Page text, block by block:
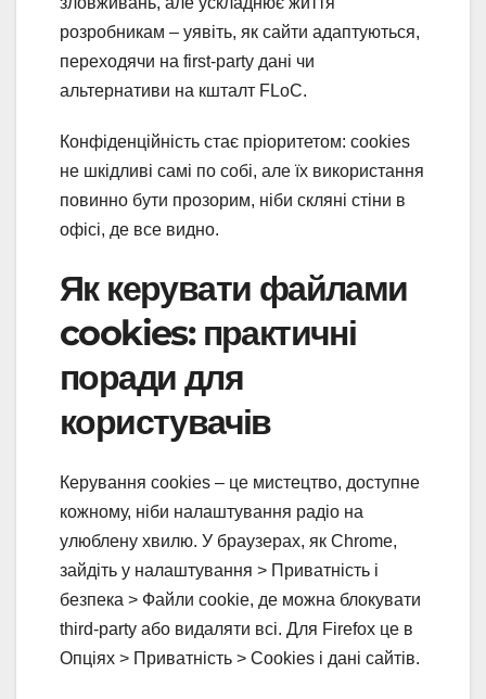
розробникам – уявіть, як сайти адаптуються,
переходячи на first-party дані чи
альтернативи на кшталт FLoC.
Конфіденційність стає пріоритетом: cookies
не шкідливі самі по собі, але їх використання
повинно бути прозорим, ніби скляні стіни в
офісі, де все видно.
Як керувати файлами
cookies: практичні
поради для
користувачів
Керування cookies – це мистецтво, доступне
кожному, ніби налаштування радіо на
улюблену хвилю. У браузерах, як Chrome,
зайдіть у налаштування > Приватність і
безпека > Файли cookie, де можна блокувати
third-party або видаляти всі. Для Firefox це в
Опціях > Приватність > Cookies і дані сайтів.